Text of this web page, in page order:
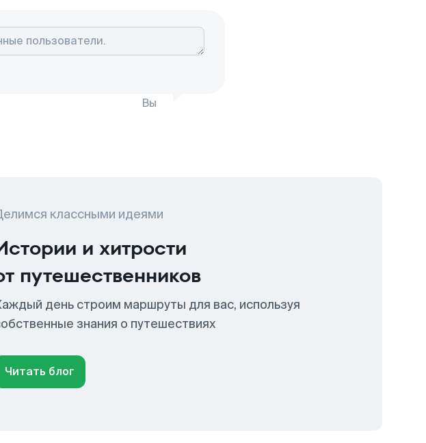
Вы
классными идеями
и хитрости
путешественников
день строим маршруты для вас, используя
знания о путешествиях
Читать блог